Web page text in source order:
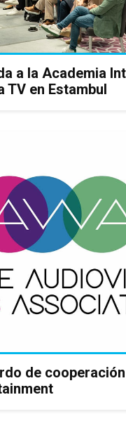
a la Academia
TV en Estambul
de